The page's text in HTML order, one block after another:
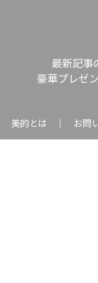
最新記事
豪華プレゼ
美的とは ｜ お問